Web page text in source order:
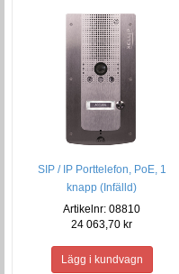
SIP / IP Porttelefon, PoE, 1
knapp (Infälld)
Artikelnr: 08810
24 063,70 kr